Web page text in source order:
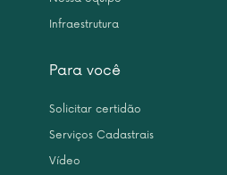
Infraestrutura
Para você
Solicitar certidão
Serviços Cadastrais
Vídeo